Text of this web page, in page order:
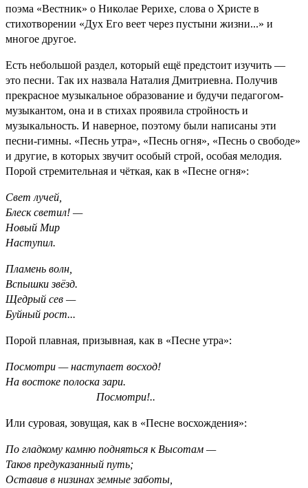
поэма «Вестник» о Николае Рерихе, слова о Христе в
стихотворении «Дух Его веет через пустыни жизни...» и
многое другое.
Есть небольшой раздел, который ещё предстоит изучить —
это песни. Так их назвала Наталия Дмитриевна. Получив
прекрасное музыкальное образование и будучи педагогом-
музыкантом, она и в стихах проявила стройность и
музыкальность. И наверное, поэтому были написаны эти
песни-гимны. «Песнь утра», «Песнь огня», «Песнь о свободе»
и другие, в которых звучит особый строй, особая мелодия.
Порой стремительная и чёткая, как в «Песне огня»:
Свет лучей,
Блеск светил! —
Новый Мир
Наступил.
Пламень волн,
Вспышки звёзд.
Щедрый сев —
Буйный рост...
Порой плавная, призывная, как в «Песне утра»:
Посмотри — наступает восход!
На востоке полоска зари.
Посмотри!..
Или суровая, зовущая, как в «Песне восхождения»:
По гладкому камню подняться к Высотам —
Таков предуказанный путь;
Оставив в низинах земные заботы,